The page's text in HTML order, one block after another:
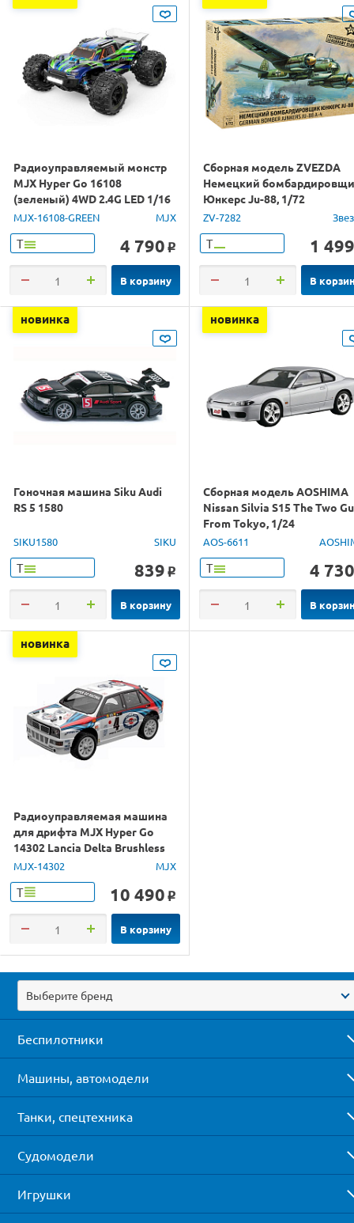
Радиоуправляемый монстр
MJX Hyper Go 16108
(зеленый) 4WD 2.4G LED 1/16
RTR
MJX-16108-GREEN MJX
Т 4 790 o
В корзину
Сборная модель ZVEZDA
Немецкий
Юнкерс Ju-88, 1/72
ZV-7282
Т 1 499
В
новинка
Гоночная машина Siku Audi
RS 5 1580
SIKU1580 SIKU
Т 839 o
В корзину
новинка
Сборная модель AOSHIMA
Nissan Silvia S15 The Two
From Tokyo, 1/24
AOS-6611
Т 4 730
В
новинка
Радиоуправляемая машина
для дрифта MJX Hyper Go
14302 Lancia Delta Brushless
4WD 2.4G LED 1/14 RTR
MJX-14302 MJX
Т 10 490 o
В корзину
Выберите бренд
Беспилотники
Машины, автомодели
Танки, спецтехника
Судомодели
Игрушки